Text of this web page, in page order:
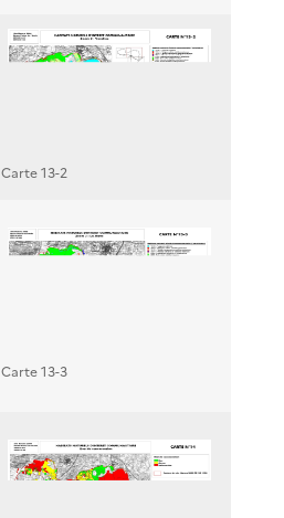
Carte 13-2
Carte 13-3